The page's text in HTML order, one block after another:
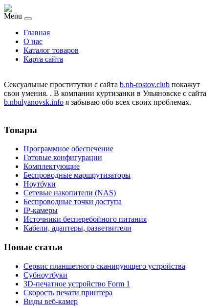
Menu
Главная
О нас
Каталог товаров
Карта сайта
Сексуальные проститутки с сайта b.nb-rostov.club покажут
свои умения. . В компании куртизанки в Ульяновске с сайта
b.nbulyanovsk.info я забываю обо всех своих проблемах.
Товары
Программное обеспечение
Готовые конфигурации
Комплектующие
Беспроводные маршрутизаторы
Ноутбуки
Сетевые накопители (NAS)
Беспроводные точки доступа
IP-камеры
Источники бесперебойного питания
Кабели, адаптеры, разветвители
Новые статьи
Сервис планшетного сканирующего устройства
Субноутбуки
3D-печатное устройство Form 1
Скорость печати принтера
Виды веб-камер